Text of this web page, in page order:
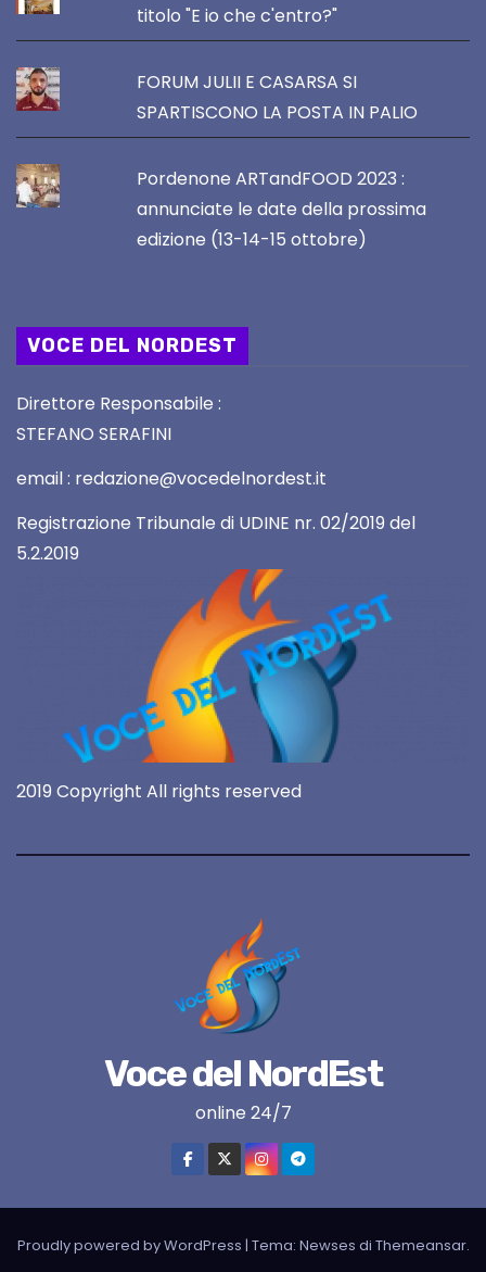
titolo "E io che c'entro?"
FORUM JULII E CASARSA SI
SPARTISCONO LA POSTA IN PALIO
Pordenone ARTandFOOD 2023 :
annunciate le date della prossima
edizione (13-14-15 ottobre)
VOCE DEL NORDEST
Direttore Responsabile :
STEFANO SERAFINI
email : redazione@vocedelnordest.it
Registrazione Tribunale di UDINE nr. 02/2019 del
5.2.2019
2019 Copyright All rights reserved
Voce del NordEst
online 24/7
Proudly powered by WordPress | Tema: Newses di Themeansar.